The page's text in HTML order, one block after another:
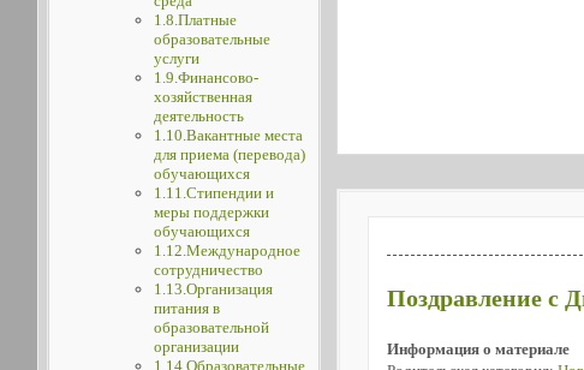
1.8.Платные
образовательные
услуги
1.9.Финансово-
хозяйственная
деятельность
1.10.Вакантные места
для приема (перевода)
обучающихся
1.11.Стипендии и
меры поддержки
обучающихся
1.12.Международное
сотрудничество
1.13.Организация
питания в
образовательной
организации
1.14.Образовательные
Поздравление с
Информация о материале